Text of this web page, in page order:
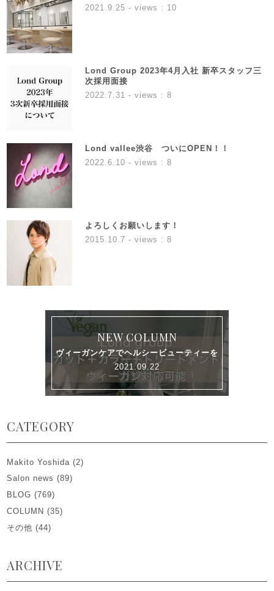
2021.9.25 - views : 10
Lond Group 2023年4月入社 新卒スタッフ三
次採用面接
2022.7.31 - views : 8
Lond vallee渋谷 ついにOPEN！！
2022.6.10 - views : 8
よろしくお願いします！
2015.10.7 - views : 8
NEW COLUMN
ヴィーガンケアでヘルシービューティーを
2021.09.22
CATEGORY
Makito Yoshida (2)
Salon news (89)
BLOG (769)
COLUMN (35)
その他 (44)
ARCHIVE